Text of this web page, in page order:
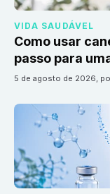
VIDA SAUDÁVEL
Como usar
passo para
5 de agosto de 2026,